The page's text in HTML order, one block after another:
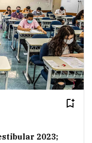
2023;